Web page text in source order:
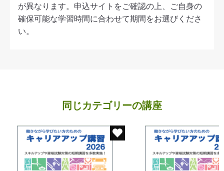
が異なります。申込サイトをご確認の上、ご自身の
確保可能な学習時間に合わせて期間をお選びくださ
い。
同じカテゴリーの講座